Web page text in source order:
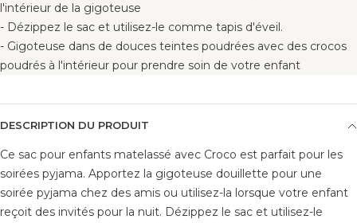
l'intérieur de la gigoteuse
- Dézippez le sac et utilisez-le comme tapis d'éveil.
- Gigoteuse dans de douces teintes poudrées avec des crocos
poudrés à l'intérieur pour prendre soin de votre enfant
DESCRIPTION DU PRODUIT
Ce sac pour enfants matelassé avec Croco est parfait pour les
soirées pyjama. Apportez la gigoteuse douillette pour une
soirée pyjama chez des amis ou utilisez-la lorsque votre enfant
reçoit des invités pour la nuit. Dézippez le sac et utilisez-le